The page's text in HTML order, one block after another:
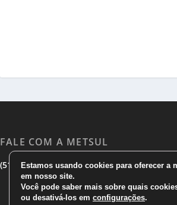
FALE COM A METSUL
(51) 3533 1983|(51)3785 7752|
Estamos usando cookies para oferecer a
em nosso site.
Você pode saber mais sobre quais
ou desativá-los em configurações.